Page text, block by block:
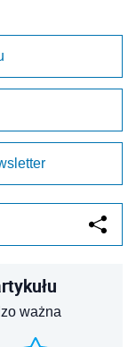
ważna